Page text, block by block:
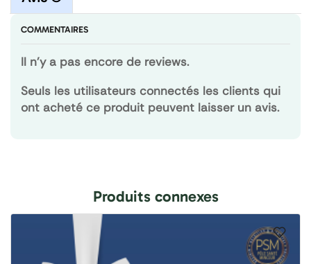
COMMENTAIRES
Il n'y a pas encore de reviews.
Seuls les utilisateurs connectés les clients qui
ont acheté ce produit peuvent laisser un avis.
Produits connexes